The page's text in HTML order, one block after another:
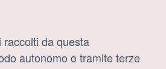
raccolti da questa
autonomo o tramite terze